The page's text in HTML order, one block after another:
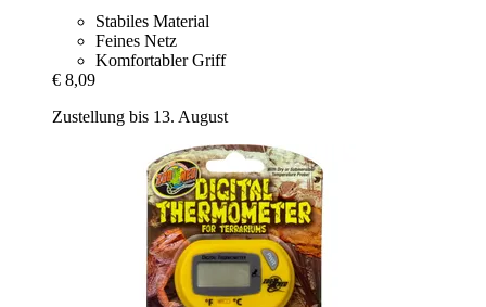
Stabiles Material
Feines Netz
Komfortabler Griff
€ 8,09
Zustellung bis 13. August